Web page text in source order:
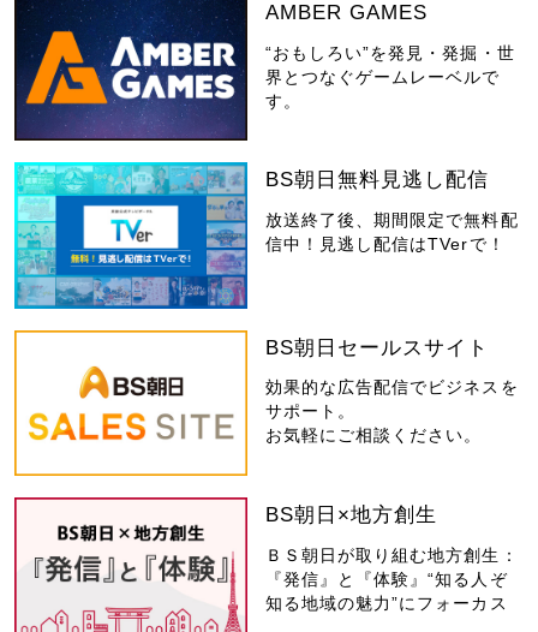
AMBER GAMES
“おもしろい”を発見・発掘・世
界とつなぐゲームレーベルで
す。
BS朝日無料見逃し配信
放送終了後、期間限定で無料配
信中！見逃し配信はTVerで！
BS朝日セールスサイト
効果的な広告配信でビジネスを
サポート。
お気軽にご相談ください。
BS朝日×地方創生
ＢＳ朝日が取り組む地方創生：
『発信』と『体験』“知る人ぞ
知る地域の魅力”にフォーカス